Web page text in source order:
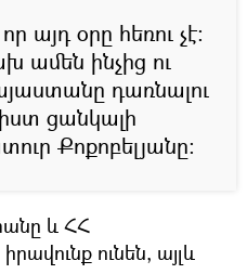
այդ օրը հեռու չէ:
ամեն ինչից ու
դառնալու
ցանկալի
Քոքոբելյանը:
և ՀՀ
ունեն, այլև